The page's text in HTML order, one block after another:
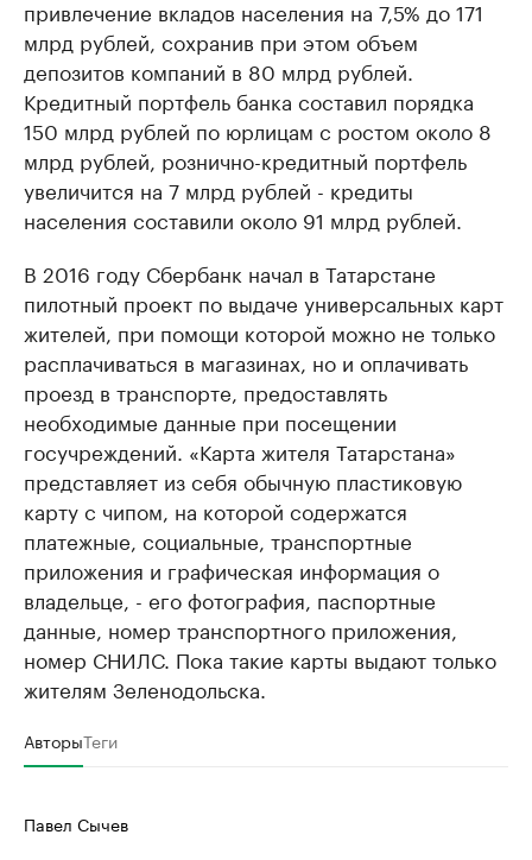
привлечение вкладов населения на 7,5% до 171
млрд рублей, сохранив при этом объем
депозитов компаний в 80 млрд рублей.
Кредитный портфель банка составил порядка
150 млрд рублей по юрлицам с ростом около 8
млрд рублей, рознично-кредитный портфель
увеличится на 7 млрд рублей - кредиты
населения составили около 91 млрд рублей.
В 2016 году Сбербанк начал в Татарстане
пилотный проект по выдаче универсальных карт
жителей, при помощи которой можно не только
расплачиваться в магазинах, но и оплачивать
проезд в транспорте, предоставлять
необходимые данные при посещении
госучреждений. «Карта жителя Татарстана»
представляет из себя обычную пластиковую
карту с чипом, на которой содержатся
платежные, социальные, транспортные
приложения и графическая информация о
владельце, - его фотография, паспортные
данные, номер транспортного приложения,
номер СНИЛС. Пока такие карты выдают только
жителям Зеленодольска.
АвторыТеги
Павел Сычев